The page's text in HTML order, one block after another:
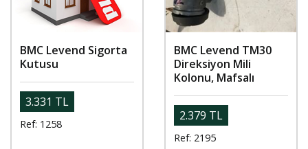
BMC Levend Sigorta
Kutusu
3.331 TL
Ref: 1258
BMC Levend TM30
Direksiyon Mili
Kolonu, Mafsalı
2.379 TL
Ref: 2195